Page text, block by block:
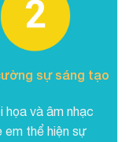
sự sáng tạo
họa và âm nhạc
em thể hiện sự